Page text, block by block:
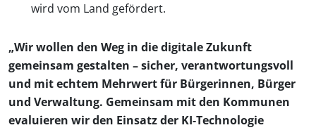
wird vom Land gefördert.
„Wir wollen den Weg in die digitale Zukunft
gemeinsam gestalten – sicher, verantwortungsvoll
und mit echtem Mehrwert für Bürgerinnen, Bürger
und Verwaltung. Gemeinsam mit den Kommunen
evaluieren wir den Einsatz der KI-Technologie